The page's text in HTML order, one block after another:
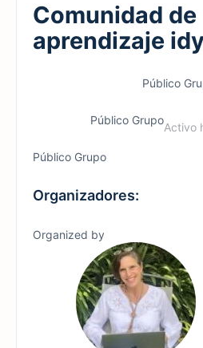
Comunidad de
aprendizaje
Público
Público GrupoActivo
Público Grupo
Organizadores:
Organized by